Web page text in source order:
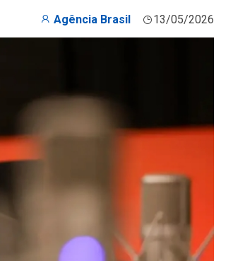
Agência Brasil 13/05/2026